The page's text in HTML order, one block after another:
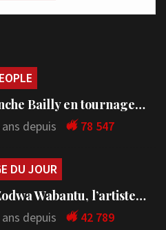
Bailly en tournage…
ans depuis 78 547
DU JOUR
Wabantu, l’artiste…
depuis 42 789